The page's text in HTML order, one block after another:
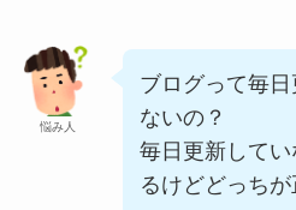
悩み人
ブログって毎
ないの？
毎日更新して
るけどどっちが